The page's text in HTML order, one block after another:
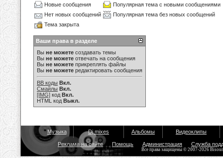
Новые сообщения
Популярная тема с новыми сообщениями
Нет новых сообщений
Популярная тема без новых сообщений
Тема закрыта
Ваши права в разделе
Вы не можете создавать темы
Вы не можете отвечать на сообщения
Вы не можете прикреплять файлы
Вы не можете редактировать сообщения
BB коды Вкл.
Смайлы Вкл.
[IMG] код Вкл.
HTML код Выкл.
Музыка Dj mixes Альбомы Видеоклипы
Реклама на сайте Помощь Администрация Служба
Все права защищены © 2007-2026